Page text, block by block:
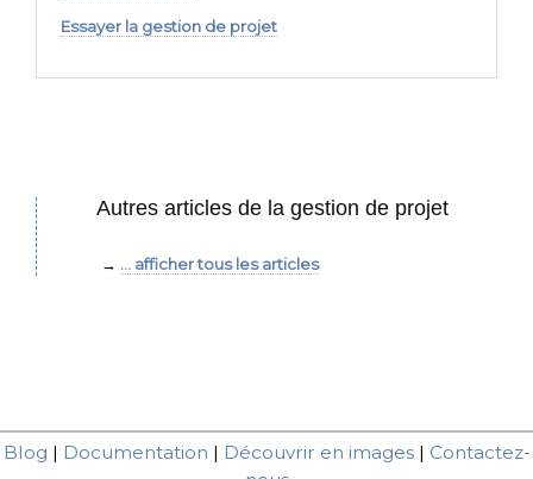
Essayer la gestion de projet
Autres articles de la gestion de projet
... afficher tous les articles
Blog | Documentation | Découvrir en images| Contactez-